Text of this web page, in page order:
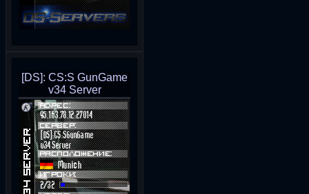
[DS]: CS:S GunGame
v34 Server